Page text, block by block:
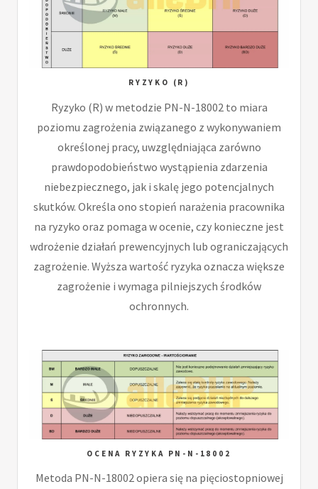
RYZYKO (R)
Ryzyko (R) w metodzie PN-N-18002 to miara
poziomu zagrożenia związanego z wykonywaniem
określonej pracy, uwzględniająca zarówno
prawdopodobieństwo wystąpienia zdarzenia
niebezpiecznego, jak i skalę jego potencjalnych
skutków. Określa ono stopień narażenia pracownika
na ryzyko oraz pomaga w ocenie, czy konieczne jest
wdrożenie działań prewencyjnych lub ograniczających
zagrożenie. Wyższa wartość ryzyka oznacza większe
zagrożenie i wymaga pilniejszych środków
ochronnych.
OCENA RYZYKA PN-N-18002
Metoda PN-N-18002 opiera się na pięciostopniowej